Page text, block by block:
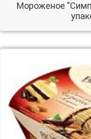
Мороженое